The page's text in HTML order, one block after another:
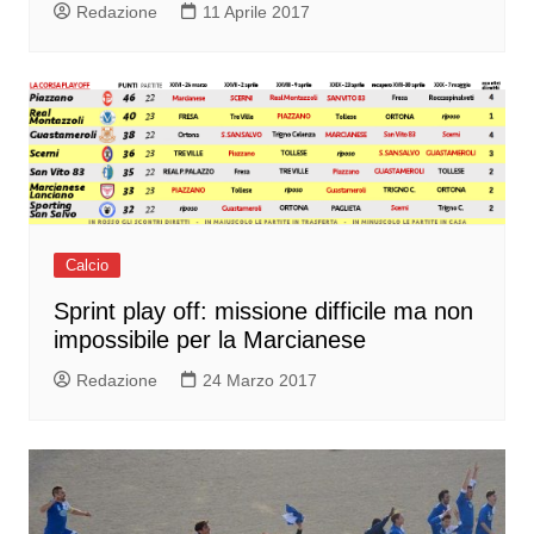
Redazione 11 Aprile 2017
Calcio
Sprint play off: missione difficile ma non
impossibile per la Marcianese
Redazione 24 Marzo 2017